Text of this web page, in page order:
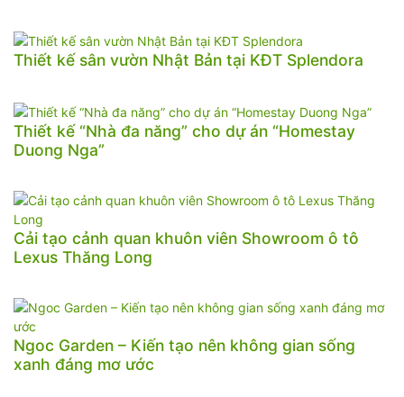
Thiết kế sân vườn Nhật Bản tại KĐT Splendora
Thiết kế “Nhà đa năng” cho dự án “Homestay
Duong Nga”
Cải tạo cảnh quan khuôn viên Showroom ô tô
Lexus Thăng Long
Ngoc Garden – Kiến tạo nên không gian sống
xanh đáng mơ ước